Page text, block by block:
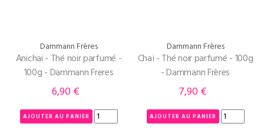
Dammann Frères
Anichai - Thé noir parfumé -
100g - Dammann Freres
Prix
6,90 €
AJOUTER AU PANIER
Dammann Frères
Chaï - Thé noir parfumé - 100g
- Dammann Frères
Prix
7,90 €
AJOUTER AU PANIER